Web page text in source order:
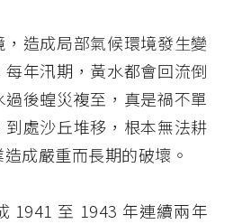
造成局部氣候環境發生變
年汛期，黃水都會回流倒
後蝗災複至，真是禍不單
處沙丘堆移，根本無法耕
成嚴重而長期的破壞。
1941 至 1943 年連續兩年